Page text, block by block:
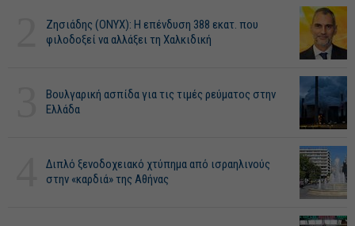
Ζησιάδης (ONYX): Η επένδυση 388 εκατ. που
φιλοδοξεί να αλλάξει τη Χαλκιδική
Βουλγαρική ασπίδα για τις τιμές ρεύματος στην
Ελλάδα
Διπλό ξενοδοχειακό χτύπημα από ισραηλινούς
στην «καρδιά» της Αθήνας